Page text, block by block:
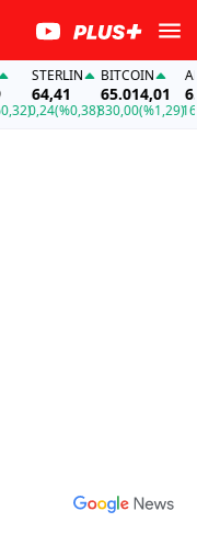
STERLIN
64,41
0,24(%0,38)
BITCOIN
65.014,01
830,00(%1,29)